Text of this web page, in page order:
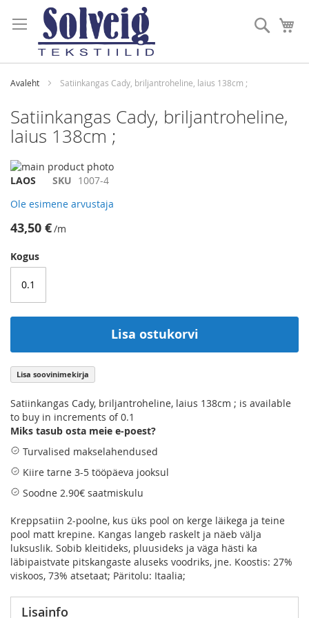
to
Content
Otsi
Avaleht Satiinkangas Cady, briljantroheline, laius 138cm ;
Satiinkangas Cady, briljantroheline,
laius 138cm ;
Skip
to
end
of
the
gallery
Skip
the
beginning
of
images
LAOS SKU 1007-4
Ole esimene arvustaja
43,50 €/m
Kogus
Lisa ostukorvi
Lisa soovinimekirja
Satiinkangas Cady, briljantroheline, laius 138cm ; is available
to buy in increments of 0.1
Miks tasub osta meie e-poest?
Turvalised makselahendused
Kiire tarne 3-5 tööpäeva jooksul
Soodne 2.90€ saatmiskulu
Kreppsatiin 2-poolne, kus üks pool on kerge läikega ja teine
pool matt krepine. Kangas langeb raskelt ja näeb välja
luksuslik. Sobib kleitideks, pluusideks ja väga hästi ka
läbipaistvate pitskangaste aluseks voodriks, jne. Koostis: 27%
viskoos, 73% atsetaat; Päritolu: Itaalia;
Lisainfo